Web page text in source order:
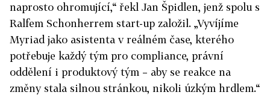
naprosto ohromující,“ řekl Jan Špidlen, jenž spolu s
Ralfem Schonherrem start-up založil. „Vyvíjíme
Myriad jako asistenta v reálném čase, kterého
potřebuje každý tým pro compliance, právní
oddělení i produktový tým – aby se reakce na
změny stala silnou stránkou, nikoli úzkým hrdlem.“